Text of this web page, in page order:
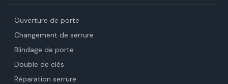
Ouverture de porte
Changement de serrure
Blindage de porte
Double de clés
Réparation serrure